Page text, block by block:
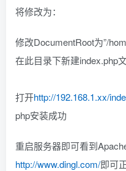
将修改为：
修改DocumentRoot为”/
在此目录下新建index.php
打开http://192.168.1.xx/
php安装成功
重启服务器即可看到
http://www.dingl.com/即可